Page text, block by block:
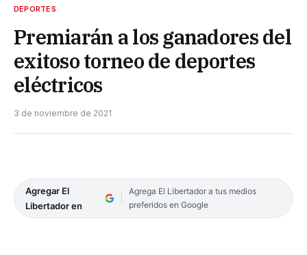
DEPORTES
Premiarán a los ganadores del
exitoso torneo de deportes
eléctricos
3 de noviembre de 2021
Agregar El
Libertador en
Agrega El Libertador a tus medios
preferidos en Google